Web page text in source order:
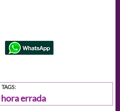
TAGS:
errada